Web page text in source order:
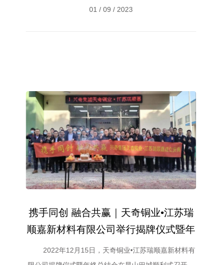
莅临本次仪式的嘉宾有贵溪市人民政府、贵溪市铜基地
01 / 09 / 2023
携手同创 融合共赢｜天奇铜业•江苏瑞
顺嘉新材料有限公司举行揭牌仪式暨年
终总结会顺利召开
2022年12月15日，天奇铜业•江苏瑞顺嘉新材料有